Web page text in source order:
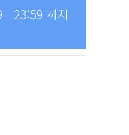
23:59 까지